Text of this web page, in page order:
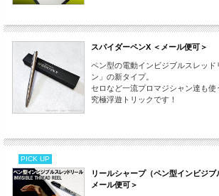
スパイダーペンX ＜メール便可＞
ペン型の電動インビジブルスレッ
ン」の新タイプ。
セロなど一流プロマジシャン達も
究極浮遊トリックです！
PICK UP
リールシャープ（ペン型インビジブ
メール便可＞